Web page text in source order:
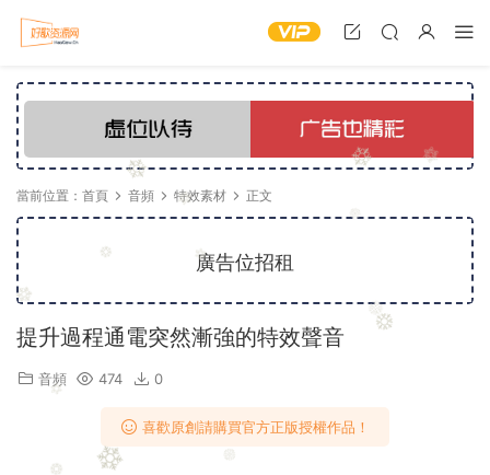
當前位置： 首頁 音頻 特效素材 正文
廣告位招租
提升過程通電突然漸強的特效聲音
音頻 474 0
喜歡原創請購買官方正版授權作品！